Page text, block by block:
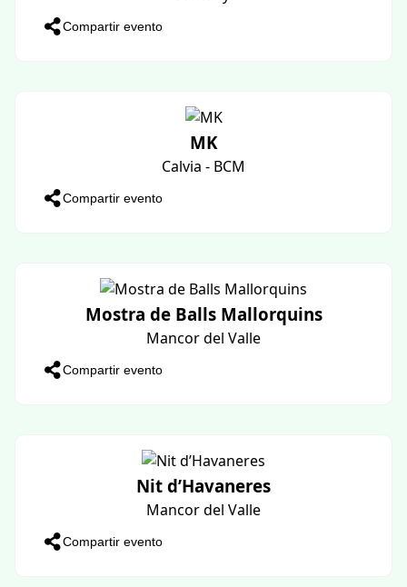
CORREFOC – Solstici d’Estiu
Muro
Compartir evento